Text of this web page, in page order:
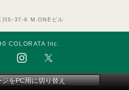
川5-37-6 M.ONEビル
COLORATA Inc.
ジをPC用に切り替え